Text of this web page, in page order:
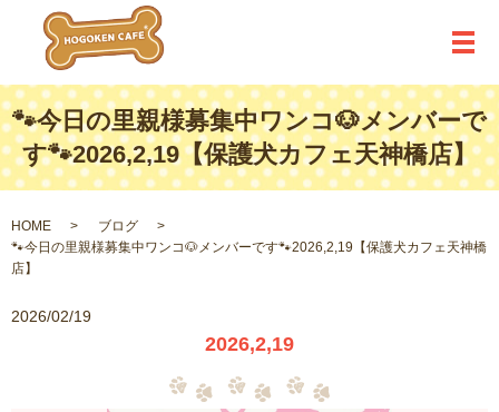
メ
🐾今日の里親様募集中ワンコ🐶メンバーで
す🐾2026,2,19【保護犬カフェ天神橋店】
HOME
ブログ
🐾今日の里親様募集中ワンコ🐶メンバーです🐾2026,2,19【保護犬カフェ天神橋
店】
2026/02/19
2026,2,19